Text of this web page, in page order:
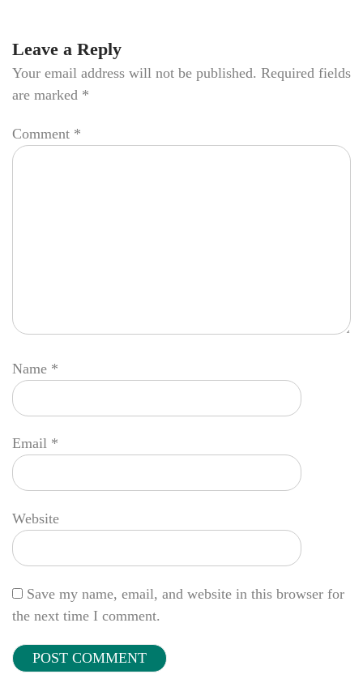
Leave a Reply
Your email address will not be published. Required fields
are marked *
Comment *
Name *
Email *
Website
Save my name, email, and website in this browser for
the next time I comment.